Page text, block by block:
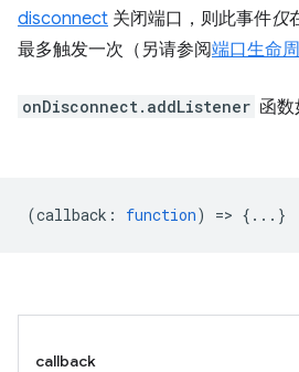
disconnect 关闭端口，则此事件仅
最多触发一次（另请参阅端口生命
onDisconnect.addListener 函数
(callback : function) => {...}
callback